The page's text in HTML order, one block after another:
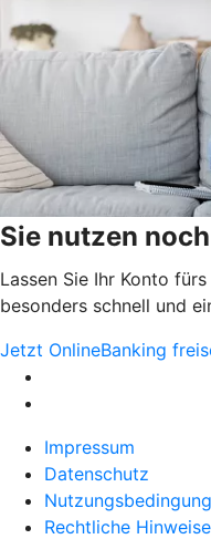
Sie nutzen
Lassen Sie Ihr Konto
besonders schnell und
Jetzt OnlineBanking
Impressum
Datenschutz
Rechtliche Hinweise